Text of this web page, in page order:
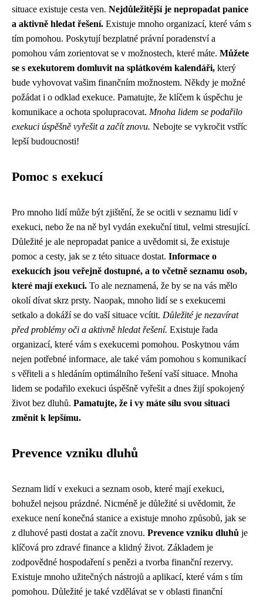
situace existuje cesta ven. Nejdůležitější je nepropadat panice
a aktivně hledat řešení. Existuje mnoho organizací, které vám s
tím pomohou. Poskytují bezplatné právní poradenství a
pomohou vám zorientovat se v možnostech, které máte. Můžete
se s exekutorem domluvit na splátkovém kalendáři, který
bude vyhovovat vašim finančním možnostem. Někdy je možné
požádat i o odklad exekuce. Pamatujte, že klíčem k úspěchu je
komunikace a ochota spolupracovat. Mnoha lidem se podařilo
exekuci úspěšně vyřešit a začít znovu. Nebojte se vykročit vstříc
lepší budoucnosti!
Pomoc s exekucí
Pro mnoho lidí může být zjištění, že se ocitli v seznamu lidí v
exekuci, nebo že na ně byl vydán exekuční titul, velmi stresující.
Důležité je ale nepropadat panice a uvědomit si, že existuje
pomoc a cesty, jak se z této situace dostat. Informace o
exekucích jsou veřejně dostupné, a to včetně seznamu osob,
které mají exekuci. To ale neznamená, že by se na vás mělo
okolí dívat skrz prsty. Naopak, mnoho lidí se s exekucemi
setkalo a dokáží se do vaší situace vcítit. Důležité je nezavírat
před problémy oči a aktivně hledat řešení. Existuje řada
organizací, které vám s exekucemi pomohou. Poskytnou vám
nejen potřebné informace, ale také vám pomohou s komunikací
s věřiteli a s hledáním optimálního řešení vaší situace. Mnoha
lidem se podařilo exekuci úspěšně vyřešit a dnes žijí spokojený
život bez dluhů. Pamatujte, že i vy máte sílu svou situaci
změnit k lepšímu.
Prevence vzniku dluhů
Seznam lidí v exekuci a seznam osob, které mají exekuci,
bohužel nejsou prázdné. Nicméně je důležité si uvědomit, že
exekuce není konečná stanice a existuje mnoho způsobů, jak se
z dluhové pasti dostat a začít znovu. Prevence vzniku dluhů je
klíčová pro zdravé finance a klidný život. Základem je
zodpovědné hospodaření s penězi a tvorba finanční rezervy.
Existuje mnoho užitečných nástrojů a aplikací, které vám s tím
pomohou. Důležité je také vzdělávat se v oblasti finanční